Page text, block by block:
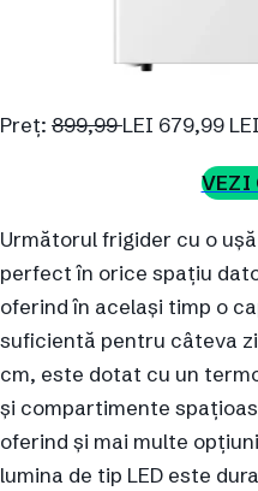
Preț: 899,99LEI 679,99 LEI
VEZI
Următorul frigider cu o
perfect în orice spațiu
oferind în același timp o
suficientă pentru câteva
cm, este dotat cu un
și compartimente
oferind și mai multe
lumina de tip LED este